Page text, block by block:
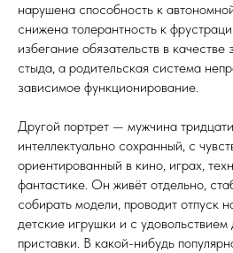
нарушена способность к
снижена толерантность к
избегание обязательств в качестве
стыда, а родительская система
зависимое функционирование.
Другой портрет — мужчина
интеллектуально сохранный, с
ориентированный в кино, играх,
фантастике. Он живёт отдельно,
собирать модели, проводит отпуск
детские игрушки и с удовольствием
приставки. В какой-нибудь